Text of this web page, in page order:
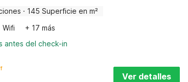
· 145 Superficie en m²
Wifi
+ 17 más
antes del check-in
Ver detalles